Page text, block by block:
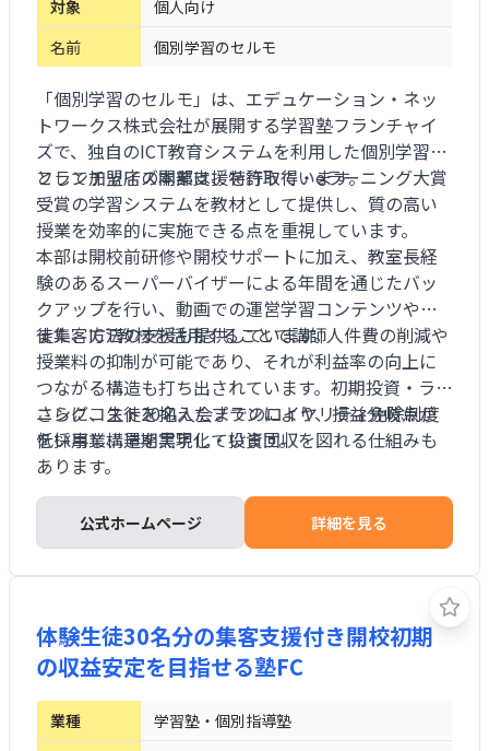
対象
個人向け
名前
個別学習のセルモ
「個別学習のセルモ」は、エデュケーション・ネッ
トワークス株式会社が展開する学習塾フランチャイ
ズで、独自のICT教育システムを利用した個別学習塾
として加盟店の開業支援を行っています。
フランチャイズ本部は、特許取得・eラーニング大賞
受賞の学習システムを教材として提供し、質の高い
授業を効率的に実施できる点を重視しています。
本部は開校前研修や開校サポートに加え、教室長経
験のあるスーパーバイザーによる年間を通じたバッ
クアップを行い、動画での運営学習コンテンツや生
徒集客方法の支援も提供しています。
また、ICT教材を活用することで講師人件費の削減や
授業料の抑制が可能であり、それが利益率の向上に
つながる構造も打ち出されています。初期投資・ラン
ニングコストを抑えたプランにより、損益分岐点が
低い事業構造を実現しています。
さらに、生徒20名入会までのロイヤリティ免除制度
を採用し、早期黒字化・投資回収を図れる仕組みも
あります。
公式ホームページ 詳細を見る
体験生徒30名分の集客支援付き開校初期
の収益安定を目指せる塾FC
業種
学習塾・個別指導塾